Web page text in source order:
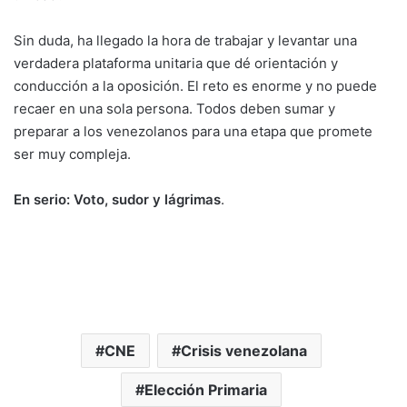
Sin duda, ha llegado la hora de trabajar y levantar una
verdadera plataforma unitaria que dé orientación y
conducción a la oposición. El reto es enorme y no puede
recaer en una sola persona. Todos deben sumar y
preparar a los venezolanos para una etapa que promete
ser muy compleja.
En serio: Voto, sudor y lágrimas.
CNE Crisis venezolana
Elección Primaria